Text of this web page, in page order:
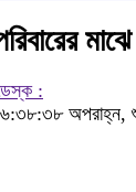
ডেস্ক :
অপরাহ্ন,